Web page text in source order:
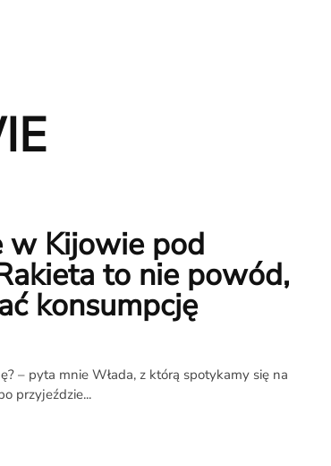
O
Raporcie
w Kijowie pod
to nie powód,
konsumpcję
– pyta mnie Włada, z którą spotykamy się na
przyjeździe...